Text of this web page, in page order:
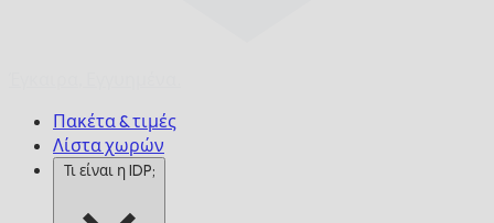
Πακέτα & τιμές
Λίστα χωρών
Τι είναι η IDP;